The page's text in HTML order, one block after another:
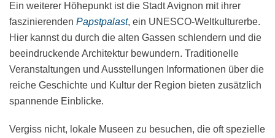
Ein weiterer Höhepunkt ist die Stadt Avignon mit ihrer
faszinierenden Papstpalast, ein UNESCO-Weltkulturerbe.
Hier kannst du durch die alten Gassen schlendern und die
beeindruckende Architektur bewundern. Traditionelle
Veranstaltungen und Ausstellungen Informationen über die
reiche Geschichte und Kultur der Region bieten zusätzlich
spannende Einblicke.
Vergiss nicht, lokale Museen zu besuchen, die oft spezielle